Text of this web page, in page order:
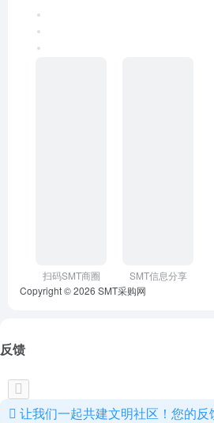
扫码SMT商圈
SMT信息分享
Copyright © 2026 SMT采购网
反馈
让我们一起共建文明社区！您的反